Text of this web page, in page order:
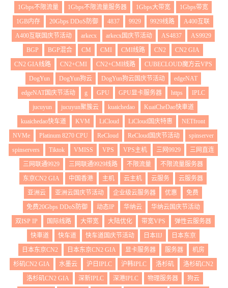
1Gbps不限流量
1Gbps不限流量服务器 1Gbps大带宽
1Gbps带宽
1GB内存
20Gbps DDoS防御 4837 9929 9929线路
A400互联
A400互联国庆节活动
arkecx arkecx国庆节活动 AS4837
AS9929
BGP
BGP混合 CM CMI CMI线路 CN2
CN2 GIA
CN2 GIA线路
CN2+CMI CN2+CMI线路
CUBECLOUD魔方云VPS
DogYun
DogYun狗云 DogYun狗云国庆节活动
edgeNAT
edgeNAT国庆节活动
g GPU GPU显卡服务器 https
IPLC
jucuyun
jucuyun聚簇云 kuaichedao
KuaiCheDao快車道
kuaichedao快车道
KVM LiCloud LiCloud国庆特惠
NETfront
NVMe
Platinum 8270 CPU ReCloud ReCloud国庆节活动
spinserver
spinservers
Tiktok VMISS VPS VPS主机 三网9929
三网直连
三网联通9929
三网联通9929线路 不限流量
不限流量服务器
东京CN2 GIA
中国香港 主机 云主机 云服务
云服务器
亚洲云
亚洲云国庆节活动 企业级云服务器 优惠
免费
免费20Gbps DDoS防御
动态IP 华纳云
华纳云国庆节活动
双ISP IP
国际线路 大带宽 大陆优化 带宽VPS
弹性云服务器
快車道
快车道 快车道国庆节活动 日本IIJ
日本东京
日本东京CN2
日本东京CN2 GIA 显卡服务器 服务器
机房
杉矶CN2 GIA
水墨云 沪日IPLC 沪韩IPLC 洛杉矶
洛杉矶CN2
洛杉矶CN2 GIA
深新IPLC 深港IPLC 物理服务器
狗云